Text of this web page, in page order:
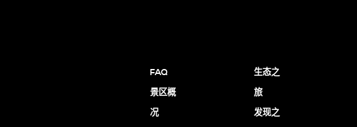
FAQ
景区概
况
生态之
旅
发现之